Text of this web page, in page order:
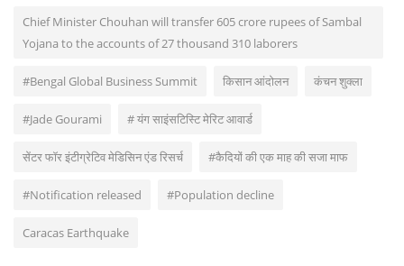
Chief Minister Chouhan will transfer 605 crore rupees of Sambal
Yojana to the accounts of 27 thousand 310 laborers
#Bengal Global Business Summit किसान आंदोलन कंचन शुक्ला
#Jade Gourami # यंग साइंसटिस्टि मेरिट आवार्ड
सेंटर फॉर इंटीग्रेटिव मेडिसिन एंड रिसर्च #कैदियों की एक माह की सजा माफ
#Notification released #Population decline
Caracas Earthquake